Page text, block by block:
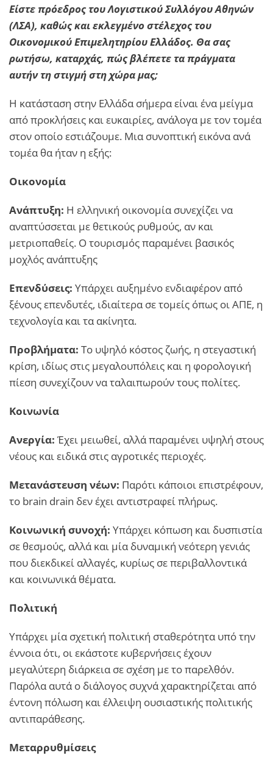
Είστε πρόεδρος του Λογιστικού Συλλόγου Αθηνών
(ΛΣΑ), καθώς και εκλεγμένο στέλεχος του
Οικονομικού Επιμελητηρίου Ελλάδος. Θα σας
ρωτήσω, καταρχάς, πώς βλέπετε τα πράγματα
αυτήν τη στιγμή στη χώρα μας;
Η κατάσταση στην Ελλάδα σήμερα είναι ένα μείγμα
από προκλήσεις και ευκαιρίες, ανάλογα με τον τομέα
στον οποίο εστιάζουμε. Μια συνοπτική εικόνα ανά
τομέα θα ήταν η εξής:
Οικονομία
Ανάπτυξη: Η ελληνική οικονομία συνεχίζει να
αναπτύσσεται με θετικούς ρυθμούς, αν και
μετριοπαθείς. Ο τουρισμός παραμένει βασικός
μοχλός ανάπτυξης
Επενδύσεις: Υπάρχει αυξημένο ενδιαφέρον από
ξένους επενδυτές, ιδιαίτερα σε τομείς όπως οι ΑΠΕ, η
τεχνολογία και τα ακίνητα.
Προβλήματα: Το υψηλό κόστος ζωής, η στεγαστική
κρίση, ιδίως στις μεγαλουπόλεις και η φορολογική
πίεση συνεχίζουν να ταλαιπωρούν τους πολίτες.
Κοινωνία
Ανεργία: Έχει μειωθεί, αλλά παραμένει υψηλή στους
νέους και ειδικά στις αγροτικές περιοχές.
Μετανάστευση νέων: Παρότι κάποιοι επιστρέφουν,
το brain drain δεν έχει αντιστραφεί πλήρως.
Κοινωνική συνοχή: Υπάρχει κόπωση και δυσπιστία
σε θεσμούς, αλλά και μία δυναμική νεότερη γενιάς
που διεκδικεί αλλαγές, κυρίως σε περιβαλλοντικά
και κοινωνικά θέματα.
Πολιτική
Υπάρχει μία σχετική πολιτική σταθερότητα υπό την
έννοια ότι, οι εκάστοτε κυβερνήσεις έχουν
μεγαλύτερη διάρκεια σε σχέση με το παρελθόν.
Παρόλα αυτά ο διάλογος συχνά χαρακτηρίζεται από
έντονη πόλωση και έλλειψη ουσιαστικής πολιτικής
αντιπαράθεσης.
Μεταρρυθμίσεις